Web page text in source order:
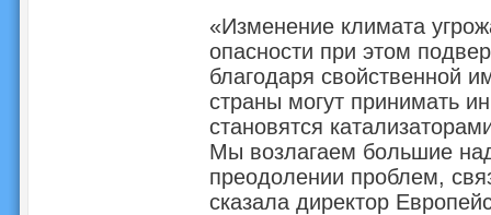
«Изменение климата
опасности при этом
благодаря свойственной
страны могут принимать
становятся
Мы возлагаем большие
преодолении проблем,
сказала директор